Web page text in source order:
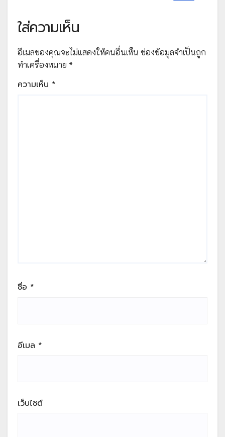
ใส่ความเห็น
อีเมลของคุณจะไม่แสดงให้คนอื่นเห็น ช่องข้อมูลจำเป็นถูก
ทำเครื่องหมาย *
ความเห็น *
ชื่อ *
อีเมล *
เว็บไซต์